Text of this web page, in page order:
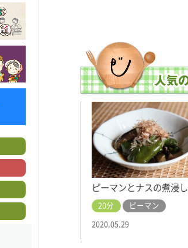
ピーマンとナスの煮浸し
20分 ピーマン
2020.05.29